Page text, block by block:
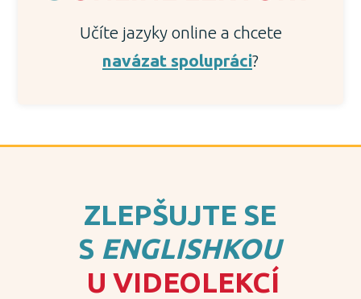
Učíte jazyky online a chcete
navázat spolupráci?
ZLEPŠUJTE SE
S ENGLISHKOU
U VIDEOLEKCÍ